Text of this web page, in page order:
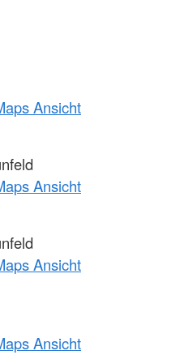
Ansicht
Ansicht
Ansicht
Ansicht